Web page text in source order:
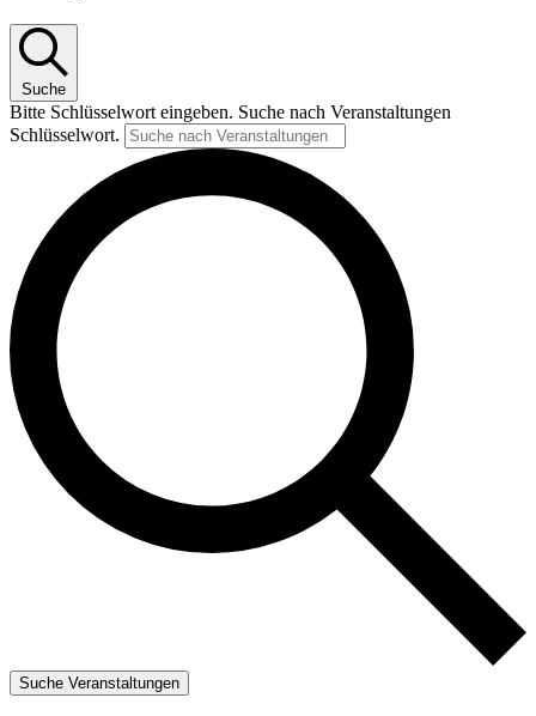
Suche
Bitte Schlüsselwort eingeben. Suche nach Veranstaltungen
Schlüsselwort.
Suche Veranstaltungen